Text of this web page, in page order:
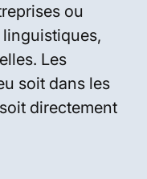
ou
Les
soit dans les
directement